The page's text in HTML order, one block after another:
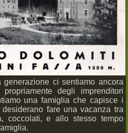
ci sentiamo ancora
degli imprenditori
una famiglia che capisce i
fare una vacanza tra
coccolati, e allo stesso tempo